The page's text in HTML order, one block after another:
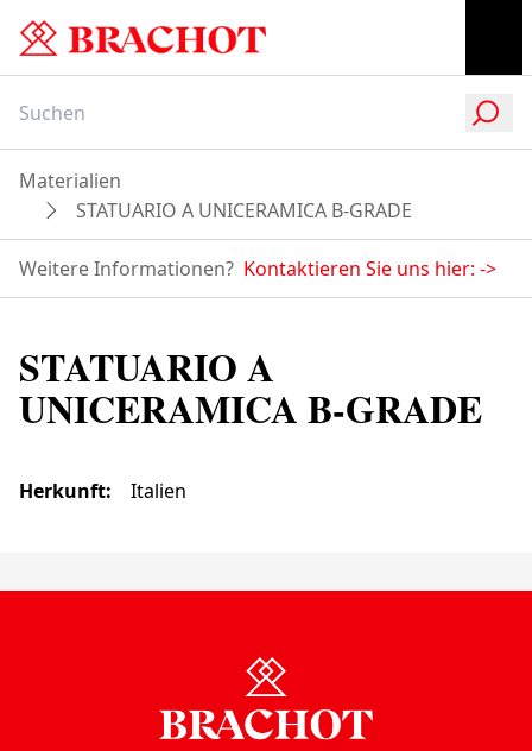
Materialien
STATUARIO A UNICERAMICA B-GRADE
Weitere Informationen? Kontaktieren Sie uns hier: ->
STATUARIO A
UNICERAMICA B-GRADE
Herkunft: Italien